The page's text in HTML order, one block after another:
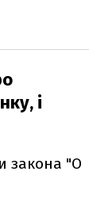
і
закона "О